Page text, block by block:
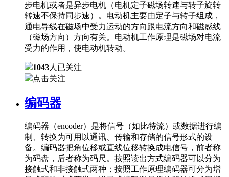
步电机或者是异步电机（电机定子磁场转速与转子旋转
转速不保持同步速）。电动机主要由定子与转子组成，
通电导线在磁场中受力运动的方向跟电流方向和磁感线
（磁场方向）方向有关。电动机工作原理是磁场对电流
受力的作用，使电动机转动。
1043人已关注
点击关注
编码器
编码器（encoder）是将信号（如比特流）或数据进行编
制、转换为可用以通讯、传输和存储的信号形式的设
备。编码器把角位移或直线位移转换成电信号，前者称
为码盘，后者称为码尺。按照读出方式编码器可以分为
接触式和非接触式两种；按照工作原理编码器可分为增